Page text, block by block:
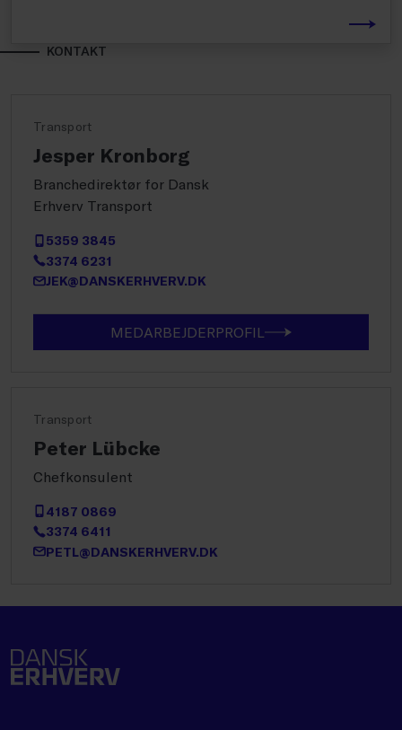
KONTAKT
Transport
Jesper Kronborg
Branchedirektør for Dansk
Erhverv Transport
5359 3845
3374 6231
JEK@DANSKERHVERV.DK
MEDARBEJDERPROFIL
Transport
Peter Lübcke
Chefkonsulent
4187 0869
3374 6411
PETL@DANSKERHVERV.DK